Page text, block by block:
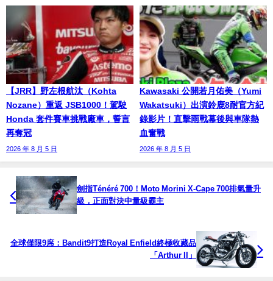
【JRR】野左根航汰（Kohta
Nozane）重返 JSB1000！駕駛
Honda 套件賽車挑戰廠車，誓言
再奪冠
2026 年 8 月 5 日
Kawasaki 公開若月佑美（Yumi
Wakatsuki）出演鈴鹿8耐官方紀
錄影片！直擊雨戰幕後與車隊熱
血奮戰
2026 年 8 月 5 日
劍指Ténéré 700！Moto Morini X-Cape 700排氣量升
級，正面對決中量級霸主
全球僅限9席：Bandit9打造Royal Enfield終極收藏品
「Arthur II」